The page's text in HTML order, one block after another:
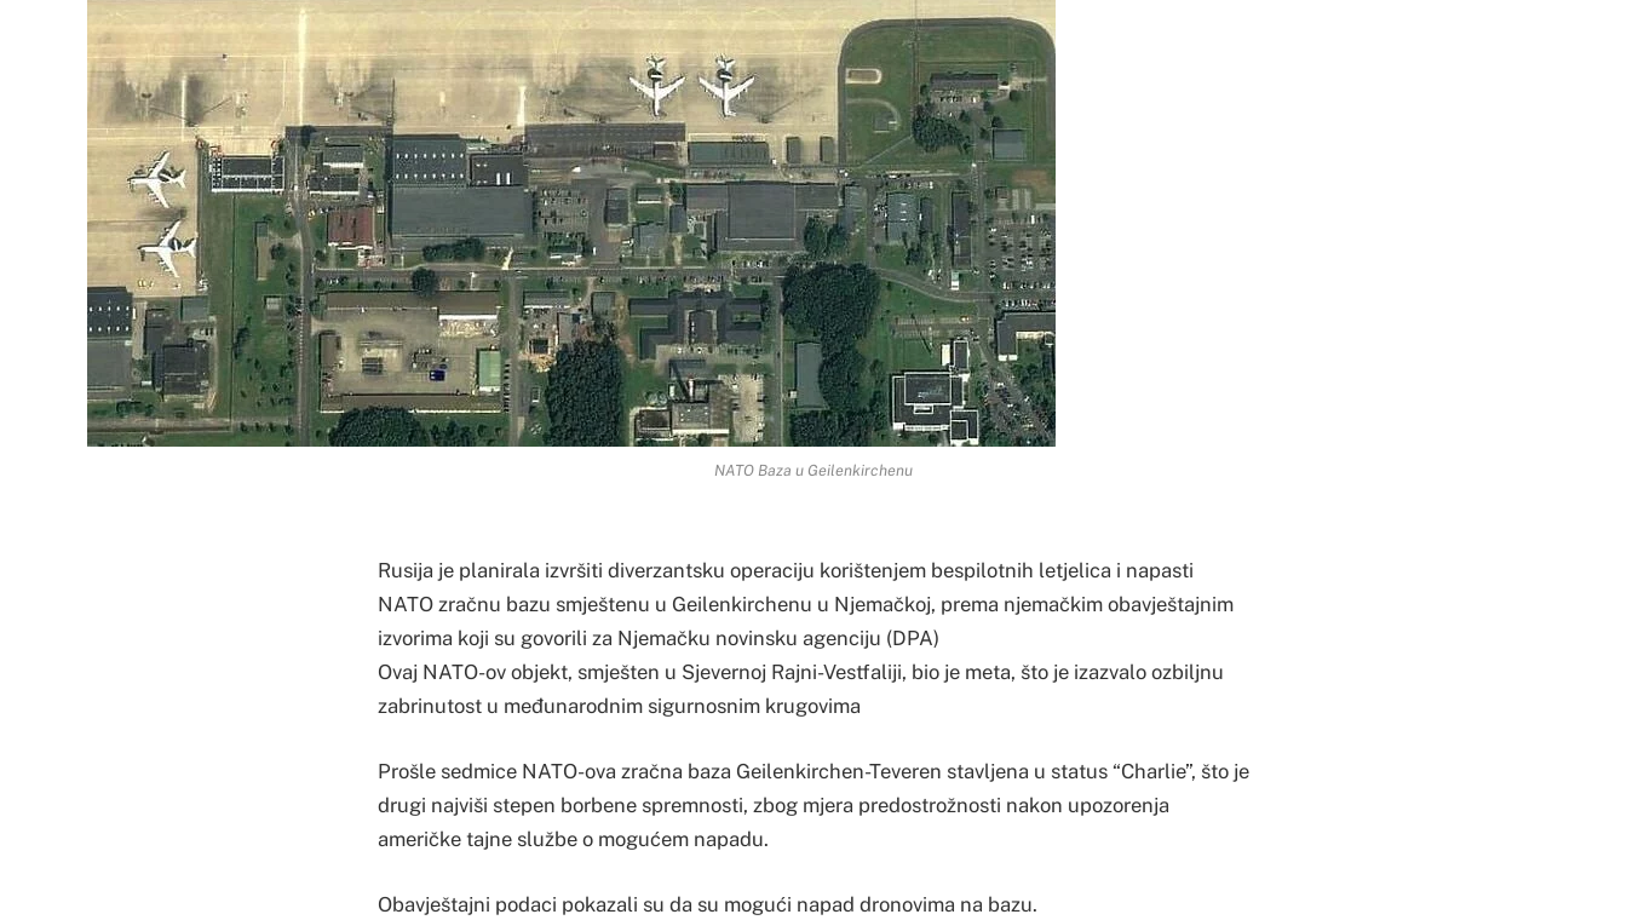
NATO Baza u Geilenkirchenu
Rusija je planirala izvršiti diverzantsku operaciju korištenjem bespilotnih letjelica i napasti
NATO zračnu bazu smještenu u Geilenkirchenu u Njemačkoj, prema njemačkim obavještajnim
izvorima koji su govorili za Njemačku novinsku agenciju (DPA)
Ovaj NATO-ov objekt, smješten u Sjevernoj Rajni-Vestfaliji, bio je meta, što je izazvalo ozbiljnu
zabrinutost u međunarodnim sigurnosnim krugovima
Prošle sedmice NATO-ova zračna baza Geilenkirchen-Teveren stavljena u status “Charlie”, što je
drugi najviši stepen borbene spremnosti, zbog mjera predostrožnosti nakon upozorenja
američke tajne službe o mogućem napadu.
Obavještajni podaci pokazali su da su mogući napad dronovima na bazu.